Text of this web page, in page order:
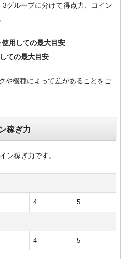
グループに分けて得点力、コイン
用しての最大目安
ての最大目安
や機種によって差があることをご
稼ぎ力
ン稼ぎ力です。
4 5
4 5